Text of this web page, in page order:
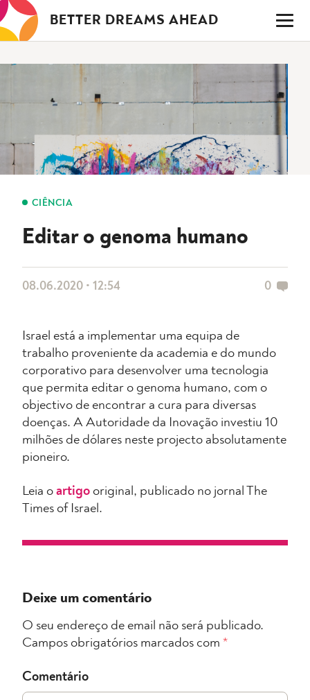
Saltar
para
o
BETTER DREAMS AHEAD
CIÊNCIA
Editar o genoma humano
08.06.2020 • 12:54 0
Israel está a implementar uma equipa de
trabalho proveniente da academia e do mundo
corporativo para desenvolver uma tecnologia
que permita editar o genoma humano, com o
objectivo de encontrar a cura para diversas
doenças. A Autoridade da Inovação investiu 10
milhões de dólares neste projecto absolutamente
pioneiro.
Leia o artigo original, publicado no jornal The
Times of Israel.
Deixe um comentário
O seu endereço de email não será publicado.
Campos obrigatórios marcados com *
Comentário